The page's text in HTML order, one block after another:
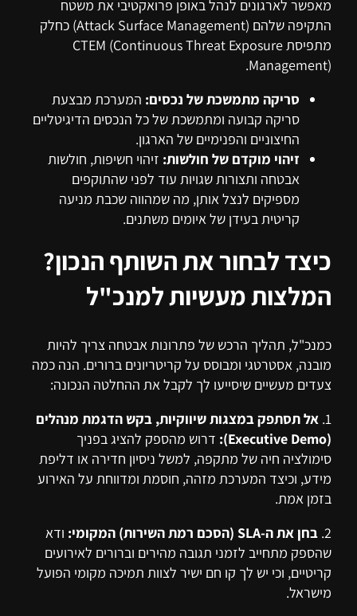
מאפשר לארגונים לנהל באופן פרואקטיבי את משטח
התקיפה שלהם (Attack Surface Management) כחלק
מתפיסת CTEM (Continuous Threat Exposure
Management).
סריקה מתמשכת של נכסים: המערכת מבצעת
סריקה קבועה ומתמשכת של כל הנכסים הדיגיטליים
החיצוניים והפנימיים של הארגון.
זיהוי מוקדם של חולשות: זיהוי חשיפות, חולשות
אבטחה ותצורות שגויות עוד לפני שהתוקפים
מספיקים לנצל אותן, מה שמהווה שכבת מניעה
קריטית בעידן של איומים משתנים.
כיצד לבחור את השותף הנכון?
המלצות מעשיות למנכ"ל
כמנכ"ל, תהליך הרכש של פתרונות אבטחה צריך להיות
מובנה, אסטרטגי ומבוסס על קריטריונים ברורים. הנה כמה
צעדים מעשיים שיסייעו לך לקבל את ההחלטה הנכונה:
1. אל תסתפק במצגות שיווקיות, בקש הדגמת מנהלים
(Executive Demo):
דרוש מהספק להציג בפניך
סימולציה חיה של מתקפה, למשל ניסיון חדירה או דליפת
מידע, וכיצד המערכת מזהה, חוסמת ומדווחת על האירוע
בזמן אמת.
2. בחן את ה-SLA (הסכם רמת השירות) המקומי:
ודא
שהספק מתחייב לזמני תגובה מהירים וברורים לאירועים
קריטיים, וכי יש לך קו חם ישיר לצוות תמיכה מקומי הפועל
מישראל.